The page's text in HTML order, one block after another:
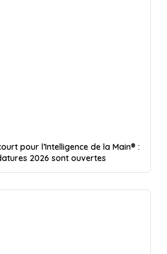
pour l’Intelligence de la Main® :
2026 sont ouvertes